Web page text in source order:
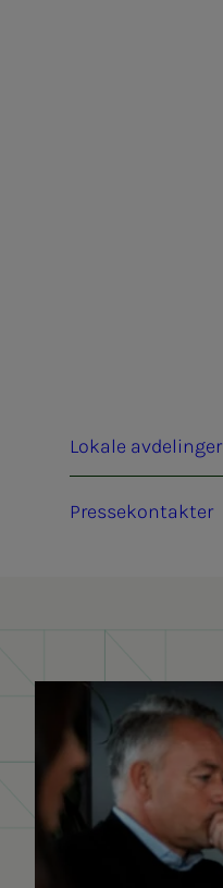
Lokale avdelinger
Pressekontakter